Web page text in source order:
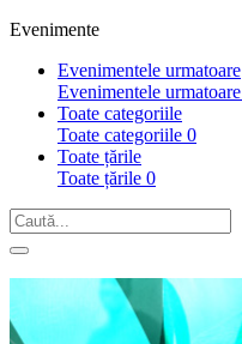
Evenimente
Evenimentele urmatoare
Evenimentele urmatoare
Toate categoriile
Toate categoriile 0
Toate țările
Toate țările 0